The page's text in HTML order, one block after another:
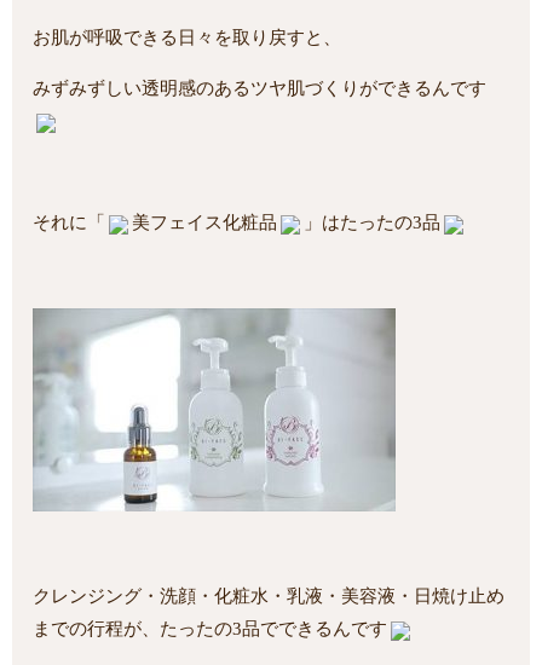
お肌が呼吸できる日々を取り戻すと、
みずみずしい透明感のあるツヤ肌づくりができるんです
それに「 美フェイス化粧品 」はたったの3品
クレンジング・洗顔・化粧水・乳液・美容液・日焼け止め
までの行程が、たったの3品でできるんです